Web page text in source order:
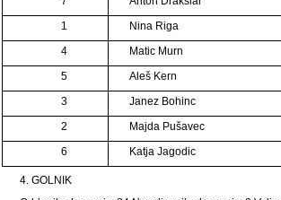
1
Nina Riga
4
Matic Murn
5
Aleš Kern
3
Janez Bohinc
2
Majda Pušavec
6
Katja Jagodic
4. GOLNIK